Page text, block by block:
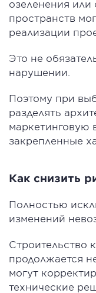
озеленения
пространств
реализации
Это не
нарушении.
Поэтому при
разделять
маркетинговую
закрепленные
Как снизить
Полностью
изменений
Строительство
продолжается
могут
технические